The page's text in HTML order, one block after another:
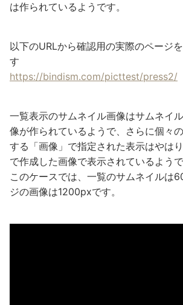
は作られているようです。
以下のURLから確認用の実際のページ
す
https://bindism.com/picttest/press2/
一覧表示のサムネイル画像はサムネイ
像が作られているようで、さらに個々
する「画像」で指定された表示はやは
で作成した画像で表示されているようで
このケースでは、一覧のサムネイルは
ジの画像は1200pxです。